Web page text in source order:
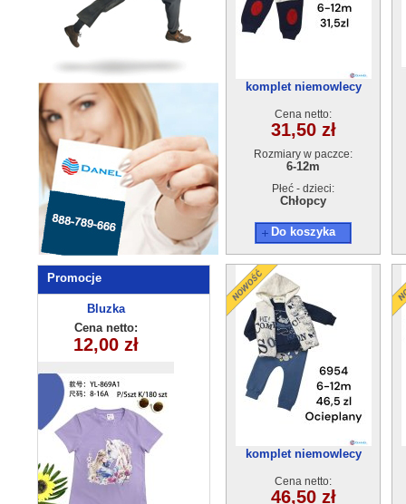
Promocje
Bluzka
dziecięca
YL-869A1(8-16)
5 szt
Cena netto:
12,00 zł
Opaska
dziecięca
250510-4
Cena netto:
10,00 zł
komplet niemowlecy
Cena netto:
31,50 zł
Rozmiary w paczce:
6-12m
Płeć - dzieci:
Chłopcy
Do koszyka
komplet niemowlecy
Cena netto:
46,50 zł